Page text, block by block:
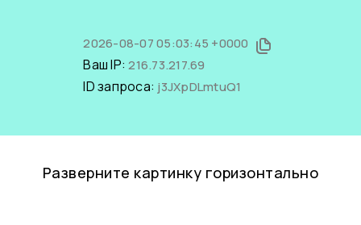
2026-08-07 05:03:45 +0000
Ваш IP:216.73.217.69
ID запроса: j3JXpDLmtuQ1
Разверните картинку горизонтально